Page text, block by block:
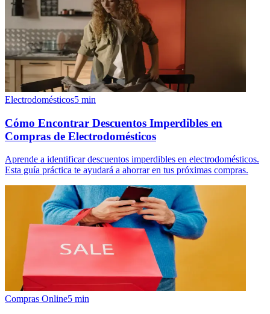
Electrodomésticos5 min
Cómo Encontrar Descuentos Imperdibles en
Compras de Electrodomésticos
Aprende a identificar descuentos imperdibles en electrodomésticos.
Esta guía práctica te ayudará a ahorrar en tus próximas compras.
Compras Online5 min